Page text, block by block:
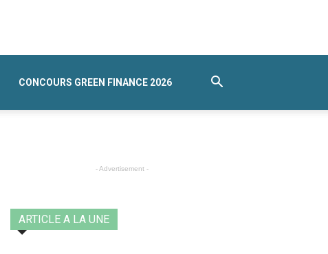
CONCOURS GREEN FINANCE 2026
- Advertisement -
ARTICLE A LA UNE